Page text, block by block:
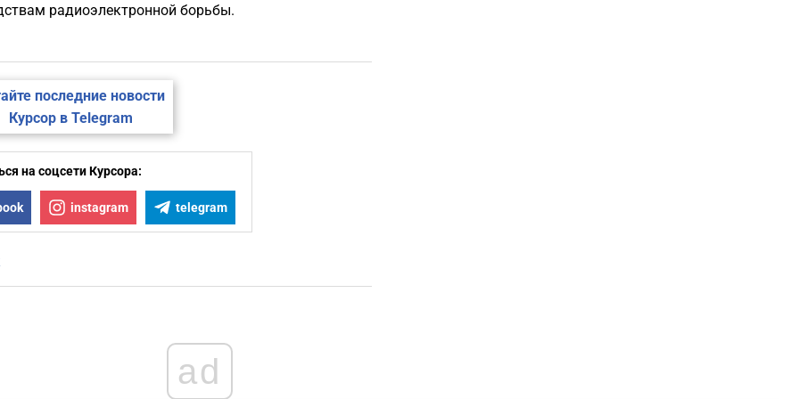
радиоэлектронной борьбы.
последние новости
Курсор в Telegram
на соцсети Курсора:
instagram telegram
ad